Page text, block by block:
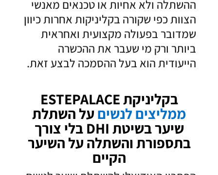
ההשתלה ולא אחיות או טכנאים מאנשי
הצוות כפי שקורה בקליניקות אחרות כיוון
שמדובר בפעולה מקצועית ואחראית
ביותר ורק מי שעבר את ההכשרה
הייעודית הוא בעל ההסמכה לבצע זאת.
בקליניקת ESTEPALACE
ממליצים לנשים על השתלת
שיער בשיטת DHI בלי צורך
בתספורת והשתלה על השיער
הקיים